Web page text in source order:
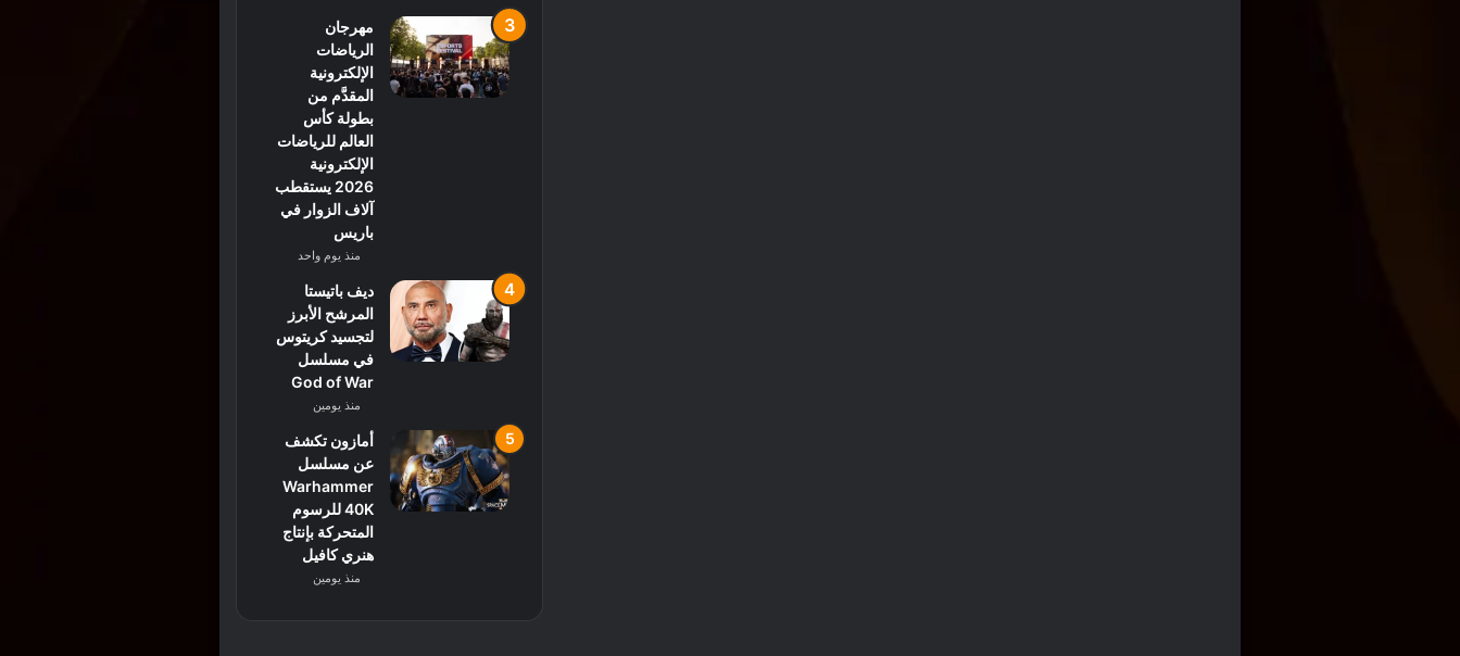
مهرجان
الرياضات
الإلكترونية
المقدَّم من
بطولة كأس
العالم للرياضات
الإلكترونية
2026 يستقطب
آلاف الزوار في
باريس
منذ يوم واحد
ديف باتيستا
المرشح الأبرز
لتجسيد كريتوس
في مسلسل
God of War
منذ يومين
أمازون تكشف
عن مسلسل
Warhammer
40K للرسوم
المتحركة بإنتاج
هنري كافيل
منذ يومين